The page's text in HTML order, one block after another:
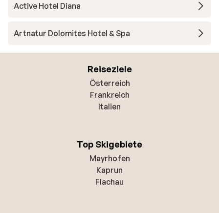
Active Hotel Diana
Artnatur Dolomites Hotel & Spa
Reiseziele
Österreich
Frankreich
Italien
Top Skigebiete
Mayrhofen
Kaprun
Flachau